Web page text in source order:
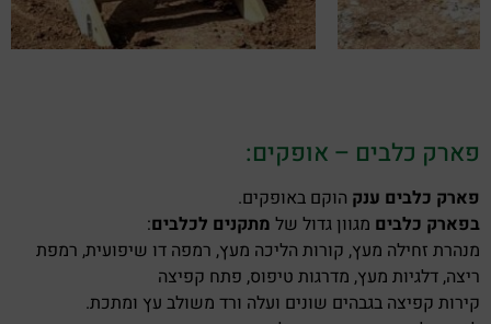
פארק כלבים – אופקים:
פארק כלבים ענק הוקם באופקים.
בפארק כלבים מגוון גדול של מתקנים לכלבים:
מנהרת זחילה מעץ, קורות הליכה מעץ, רמפה דו שיפועית, רמפת
ריצה, דלגיות מעץ, מדרגות טיפוס, פתח קפיצה
קירות קפיצה בגבהים שונים ועלה ורד משולב עץ ומתכת.